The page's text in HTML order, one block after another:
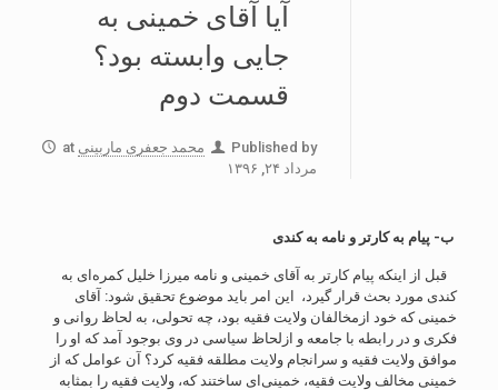
آیا آقای خمینی به
جایی وابسته بود؟
قسمت دوم
Published by محمد جعفری ماربینی at
مرداد ۲۴, ۱۳۹۶
ب- پیام به کارتر و نامه به کندی
قبل از اینکه پیام کارتر به آقای خمینی و نامه میرزا خلیل کمره‌ای به
کندی مورد بحث قرار گیرد، این امر باید موضوع تحقیق شود: آقای
خمینی که خود ازمخالفان ولایت فقیه بود، چه تحولی، به لحاظ روانی و
فکری و در رابطه با جامعه و ازلحاظ سیاسی در وی بوجود آمد که او را
موافق ولایت فقیه و سرانجام ولایت مطلقه فقیه کرد؟ آن عوامل که از
خمینی مخالف ولایت فقیه، خمینی‌ای ساختند که، ولایت فقیه را بمثابه